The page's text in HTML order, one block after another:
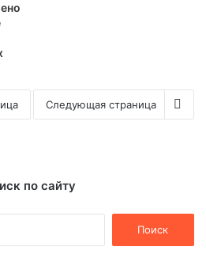
Следующая страница
по сайту